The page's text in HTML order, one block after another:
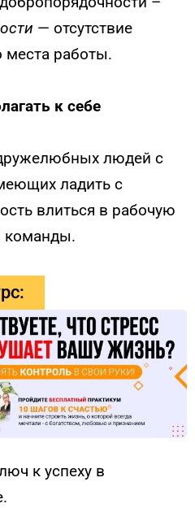
— отсутствие
места работы.
к себе
людей с
ладить с
влиться в рабочую
команды.
к успеху в